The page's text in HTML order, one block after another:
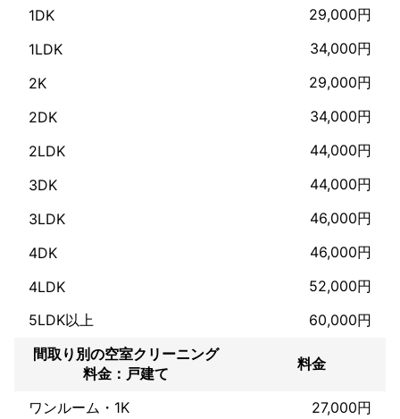
お客様から高評価を頂いています！
当店の特長は以下の通りです。
・感染症対策の徹底！
件！
その場でクリーニングにご満足いただけない場合は、ご指摘いた
1DK
29,000円
1LDK
34,000円
2K
29,000円
2DK
34,000円
2LDK
44,000円
3DK
44,000円
3LDK
46,000円
4DK
46,000円
4LDK
52,000円
5LDK以上
60,000円
間取り別の空室クリーニング
料金：戸建て
料金
ワンルーム・1K
27,000円